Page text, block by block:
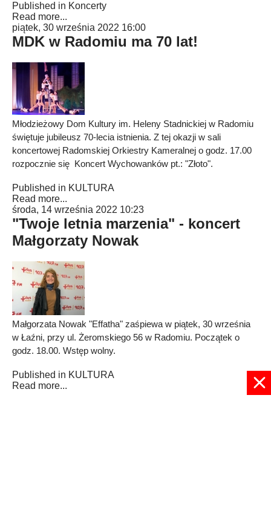
Published in Koncerty
Read more...
piątek, 30 września 2022 16:00
MDK w Radomiu ma 70 lat!
Młodzieżowy Dom Kultury im. Heleny Stadnickiej w Radomiu
świętuje jubileusz 70-lecia istnienia. Z tej okazji w sali
koncertowej Radomskiej Orkiestry Kameralnej o godz. 17.00
rozpocznie się Koncert Wychowanków pt.: "Złoto".
Published in KULTURA
Read more...
środa, 14 września 2022 10:23
"Twoje letnia marzenia" - koncert
Małgorzaty Nowak
Małgorzata Nowak "Effatha" zaśpiewa w piątek, 30 września
w Łaźni, przy ul. Żeromskiego 56 w Radomiu. Początek o
godz. 18.00. Wstęp wolny.
Published in KULTURA
Read more...